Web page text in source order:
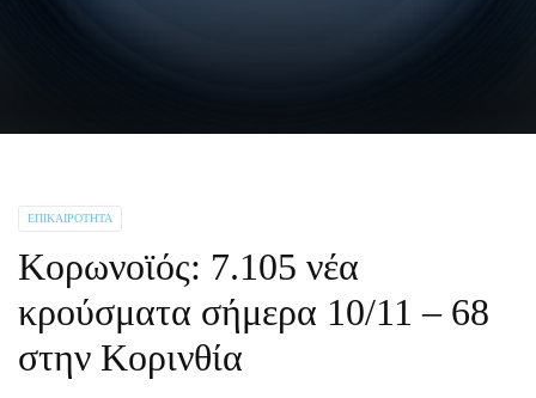
ΕΠΙΚΑΙΡΌΤΗΤΑ
Κορωνοϊός: 7.105 νέα
κρούσματα σήμερα 10/11 – 68
στην Κορινθία